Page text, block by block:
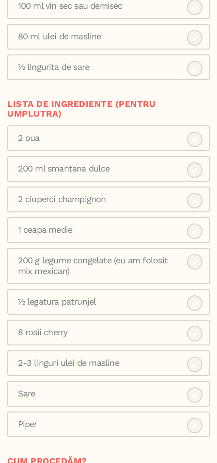
100 ml vin sec sau demisec
80 ml ulei de masline
½ lingurita de sare
LISTA DE INGREDIENTE (PENTRU
UMPLUTRA)
2 oua
200 ml smantana dulce
2 ciuperci champignon
1 ceapa medie
200 g legume congelate (eu am folosit
mix mexican)
½ legatura patrunjel
8 rosii cherry
2-3 linguri ulei de masline
Sare
Piper
CUM PROCEDĂM?